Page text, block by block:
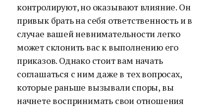
контролируют, но оказывают влияние. Он
привык брать на себя ответственность и в
случае вашей невнимательности легко
может склонить вас к выполнению его
приказов. Однако стоит вам начать
соглашаться с ним даже в тех вопросах,
которые раньше вызывали споры, вы
начнете воспринимать свои отношения